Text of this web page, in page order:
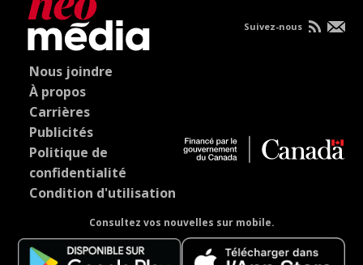
Nous joindre
À propos
Carrières
Publicités
Politique de
confidentialité
Condition d'utilisation
Consultez vos nouvelles sur mobile.
Suivez-nous